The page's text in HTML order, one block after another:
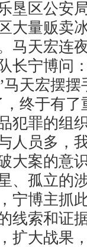
区公安
大量贩卖
马天宏连
长宁博问
天宏摆
终于有
犯罪的组
人员多，
大案的意
、孤立的
宁博主抓
线索和证
扩大战果